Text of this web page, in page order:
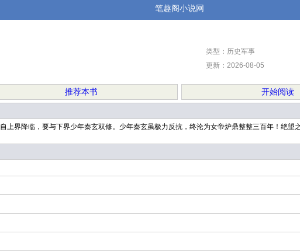
笔趣阁小说网
类型：历史军事
更新：2026-08-05
推荐本书 开始阅读
自上界降临，要与下界少年秦玄双修。少年秦玄虽极力反抗，终沦为女帝炉鼎整整三百年！绝